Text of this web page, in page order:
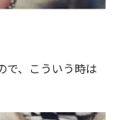
で、こういう時は